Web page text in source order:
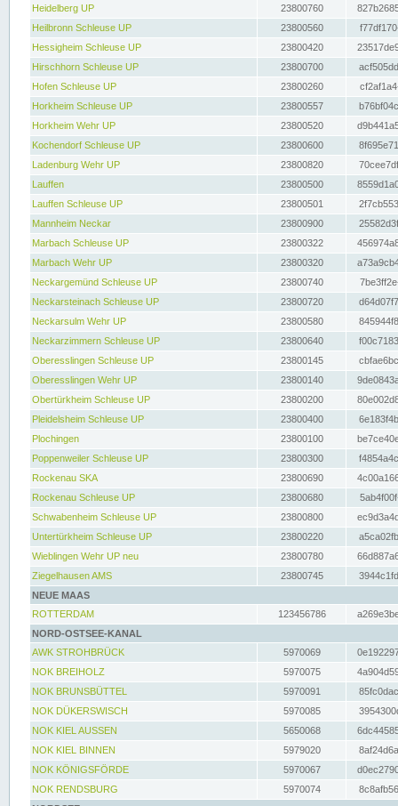
Heidelberg UP
23800760
Heilbronn Schleuse UP
23800560
Hessigheim Schleuse UP
23800420
Hirschhorn Schleuse UP
23800700
Hofen Schleuse UP
23800260
Horkheim Schleuse UP
23800557
Horkheim Wehr UP
23800520
Kochendorf Schleuse UP
23800600
Ladenburg Wehr UP
23800820
Lauffen
23800500
Lauffen Schleuse UP
23800501
Mannheim Neckar
23800900
Marbach Schleuse UP
23800322
Marbach Wehr UP
23800320
Neckargemünd Schleuse UP
23800740
Neckarsteinach Schleuse UP
23800720
Neckarsulm Wehr UP
23800580
Neckarzimmern Schleuse UP
23800640
Oberesslingen Schleuse UP
23800145
Oberesslingen Wehr UP
23800140
Obertürkheim Schleuse UP
23800200
Pleidelsheim Schleuse UP
23800400
Plochingen
23800100
Poppenweiler Schleuse UP
23800300
Rockenau SKA
23800690
Rockenau Schleuse UP
23800680
Schwabenheim Schleuse UP
23800800
Untertürkheim Schleuse UP
23800220
Wieblingen Wehr UP neu
23800780
Ziegelhausen AMS
23800745
NEUE MAAS
ROTTERDAM
123456786
NORD-OSTSEE-KANAL
AWK STROHBRÜCK
5970069
NOK BREIHOLZ
5970075
NOK BRUNSBÜTTEL
5970091
NOK DÜKERSWISCH
5970085
NOK KIEL AUSSEN
5650068
NOK KIEL BINNEN
5979020
NOK KÖNIGSFÖRDE
5970067
NOK RENDSBURG
5970074